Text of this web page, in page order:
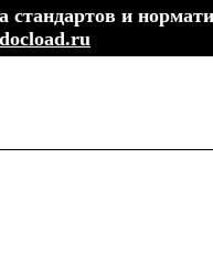
стандартов и